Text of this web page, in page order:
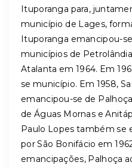
Ituporanga para,
município de Lages,
Ituporanga emancipou-
municípios de
Atalanta em 1964. Em
se município. Em 1958,
emancipou-se de
de Águas Mornas e
Paulo Lopes também se
por São Bonifácio em
emancipações, Palhoça